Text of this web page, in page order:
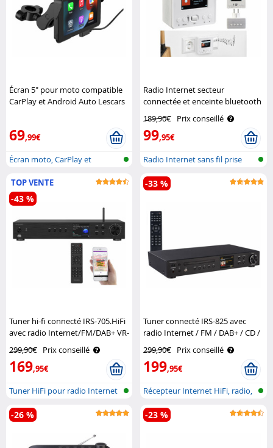
Écran 5" pour moto compatible
CarPlay et Android Auto Lescars
69,99€
Écran moto, CarPlay et
Radio Internet secteur
connectée et enceinte bluetooth
189,90€ Prix conseillé
99,95€
Radio Internet sans fil prise
mural..
TOP VENTE
Tuner hi-fi connecté IRS-705.HiFi
avec radio Internet/FM/DAB+ VR-
299,90€ Prix conseillé
169,95€
-43 %
Tuner HiFi pour radio Internet
et D..
Tuner connecté IRS-825 avec
radio Internet / FM / DAB+ / CD /
fonction bluetooth - coloris noir
VR-Radio
299,90€ Prix conseillé
199,95€
-33 %
Récepteur Internet HiFi, radio,
DAB..
-26 % -23 %